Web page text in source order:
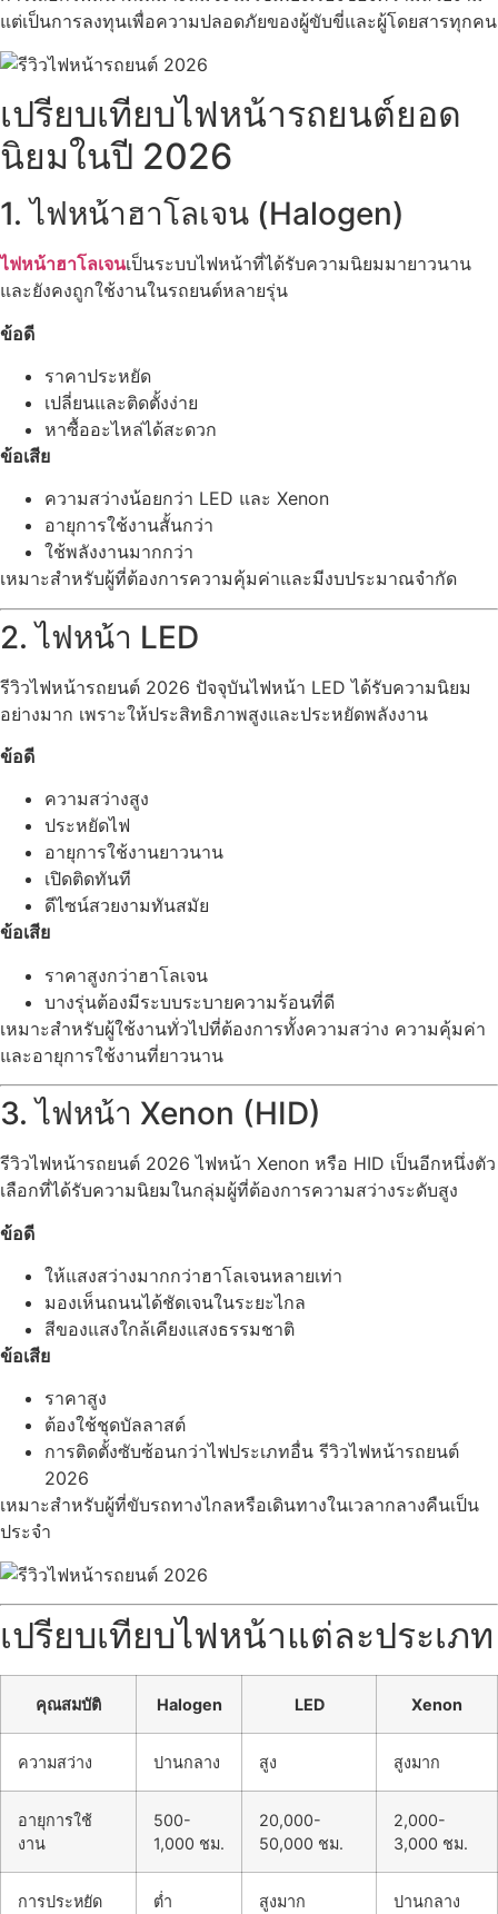
แต่เป็นการลงทุนเพื่อความปลอดภัยของผู้ขับขี่และผู้โดยสารทุกคน
เปรียบเทียบไฟหน้ารถยนต์ยอด
นิยมในปี 2026
1. ไฟหน้าฮาโลเจน (Halogen)
ไฟหน้าฮาโลเจนเป็นระบบไฟหน้าที่ได้รับความนิยมมายาวนาน
และยังคงถูกใช้งานในรถยนต์หลายรุ่น
ข้อดี
ราคาประหยัด
เปลี่ยนและติดตั้งง่าย
หาซื้ออะไหล่ได้สะดวก
ข้อเสีย
ความสว่างน้อยกว่า LED และ Xenon
อายุการใช้งานสั้นกว่า
ใช้พลังงานมากกว่า
เหมาะสำหรับผู้ที่ต้องการความคุ้มค่าและมีงบประมาณจำกัด
2. ไฟหน้า LED
รีวิวไฟหน้ารถยนต์ 2026 ปัจจุบันไฟหน้า LED ได้รับความนิยม
อย่างมาก เพราะให้ประสิทธิภาพสูงและประหยัดพลังงาน
ข้อดี
ความสว่างสูง
ประหยัดไฟ
อายุการใช้งานยาวนาน
เปิดติดทันที
ดีไซน์สวยงามทันสมัย
ข้อเสีย
ราคาสูงกว่าฮาโลเจน
บางรุ่นต้องมีระบบระบายความร้อนที่ดี
เหมาะสำหรับผู้ใช้งานทั่วไปที่ต้องการทั้งความสว่าง ความคุ้มค่า
และอายุการใช้งานที่ยาวนาน
3. ไฟหน้า Xenon (HID)
รีวิวไฟหน้ารถยนต์ 2026 ไฟหน้า Xenon หรือ HID เป็นอีกหนึ่งตัว
เลือกที่ได้รับความนิยมในกลุ่มผู้ที่ต้องการความสว่างระดับสูง
ข้อดี
ให้แสงสว่างมากกว่าฮาโลเจนหลายเท่า
มองเห็นถนนได้ชัดเจนในระยะไกล
สีของแสงใกล้เคียงแสงธรรมชาติ
ข้อเสีย
ราคาสูง
ต้องใช้ชุดบัลลาสต์
การติดตั้งซับซ้อนกว่าไฟประเภทอื่น รีวิวไฟหน้ารถยนต์
2026
เหมาะสำหรับผู้ที่ขับรถทางไกลหรือเดินทางในเวลากลางคืนเป็น
ประจำ
เปรียบเทียบไฟหน้าแต่ละประเภท
คุณสมบัติ Halogen LED Xenon
ความสว่าง ปานกลาง สูง สูงมาก
อายุการใช้
งาน
500-
1,000 ชม.
20,000-
50,000 ชม.
2,000-
3,000 ชม.
การประหยัด ต่ำ สูงมาก ปานกลาง